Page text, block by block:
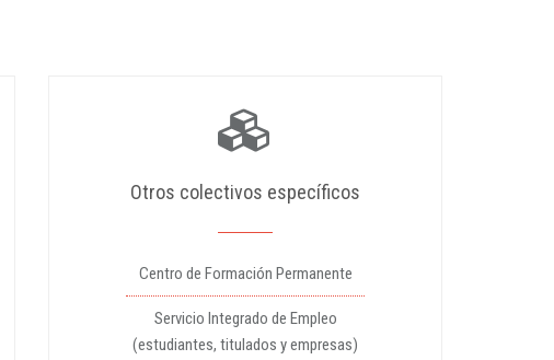
Otros colectivos específicos
Centro de Formación Permanente
Servicio Integrado de Empleo
(estudiantes, titulados y empresas)